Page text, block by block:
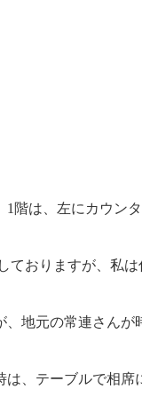
1階は、左にカウン
ておりますが、私は
、地元の常連さんが
は、テーブルで相席